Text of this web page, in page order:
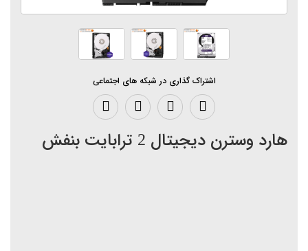
اشتراک گذاری در شبکه های اجتماعی
هارد وسترن دیجیتال 2 ترابایت بنفش